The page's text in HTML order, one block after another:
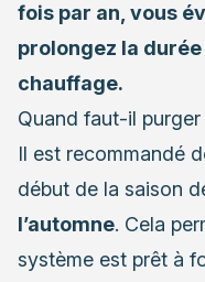
fois par an, vous
prolongez la
chauffage.
Quand faut-il
Il est recommandé
début de la saison
l’automne. Cela
système est prêt à